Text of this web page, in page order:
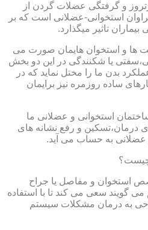
و گرفتگی عضلات گردن از
استخوانی-عضلانی است که بر
تاثیر میگذارد.
ها و استخوان هایمان صورت می
یا شکنندگی در این دو بخش
بدن ما را مختل نماید که در
ساده روزمره نیز برایمان
استخوانی و عضلانی ما
درمان،تسکین و رفع نشانه های
به حساب می آید.
استخوان و مفاصل یا جراح
می گویند سعی می کند تا با استفاده
به درمان مشکلات سیستم